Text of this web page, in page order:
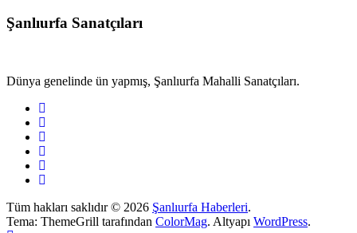
Şanlıurfa Sanatçıları
Dünya genelinde ün yapmış, Şanlıurfa Mahalli Sanatçıları.
Tüm hakları saklıdır © 2026 Şanlıurfa Haberleri.
Tema: ThemeGrill tarafından ColorMag. Altyapı WordPress.